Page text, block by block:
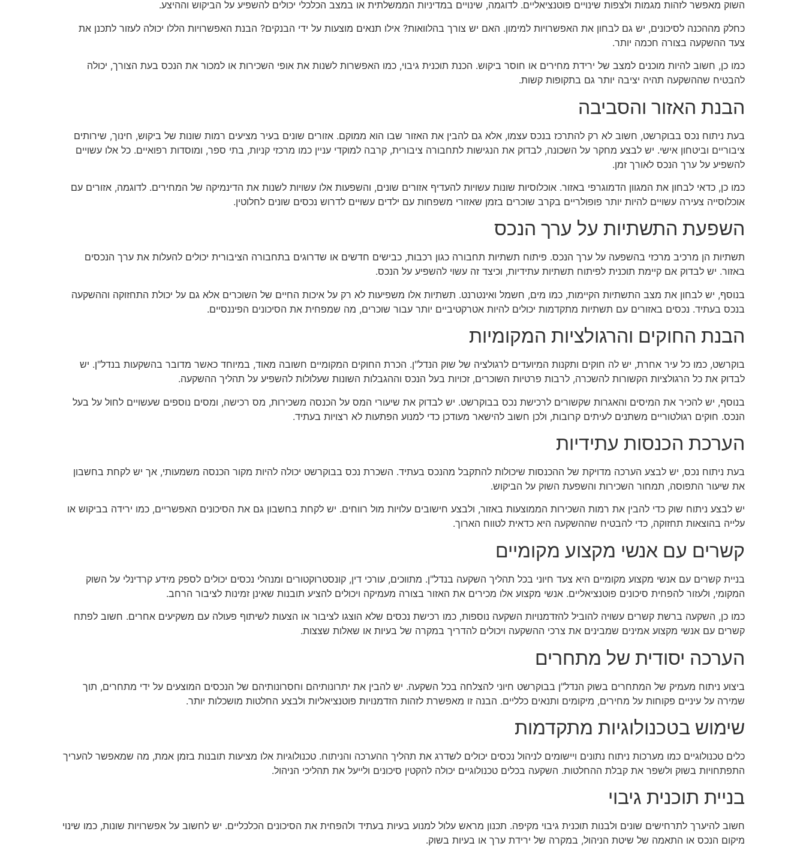
השוק מאפשר לזהות מגמות ולצפות שינויים פוטנציאליים. לדוגמה, שינויים במדיניות הממשלתית או במצב הכלכלי יכולים להשפיע על הביקוש וההיצע.
כחלק מההכנה לסיכונים, יש גם לבחון את האפשרויות למימון. האם יש צורך בהלוואות? אילו תנאים מוצעות על ידי הבנקים? הבנת האפשרויות הללו יכולה לעזור לתכנן את
צעד ההשקעה בצורה חכמה יותר.
כמו כן, חשוב להיות מוכנים למצב של ירידת מחירים או חוסר ביקוש. הכנת תוכנית גיבוי, כמו האפשרות לשנות את אופי השכירות או למכור את הנכס בעת הצורך, יכולה
להבטיח שההשקעה תהיה יציבה יותר גם בתקופות קשות.
הבנת האזור והסביבה
בעת ניתוח נכס בבוקרשט, חשוב לא רק להתרכז בנכס עצמו, אלא גם להבין את האזור שבו הוא ממוקם. אזורים שונים בעיר מציעים רמות שונות של ביקוש, חינוך, שירותים
ציבוריים וביטחון אישי. יש לבצע מחקר על השכונה, לבדוק את הנגישות לתחבורה ציבורית, קרבה למוקדי עניין כמו מרכזי קניות, בתי ספר, ומוסדות רפואיים. כל אלו עשויים
להשפיע על ערך הנכס לאורך זמן.
כמו כן, כדאי לבחון את המגוון הדמוגרפי באזור. אוכלוסיות שונות עשויות להעדיף אזורים שונים, והשפעות אלו עשויות לשנות את הדינמיקה של המחירים. לדוגמה, אזורים עם
אוכלוסייה צעירה עשויים להיות יותר פופולריים בקרב שוכרים בזמן שאזורי משפחות עם ילדים עשויים לדרוש נכסים שונים לחלוטין.
השפעת התשתיות על ערך הנכס
תשתיות הן מרכיב מרכזי בהשפעה על ערך הנכס. פיתוח תשתיות תחבורה כגון רכבות, כבישים חדשים או שדרוגים בתחבורה הציבורית יכולים להעלות את ערך הנכסים
באזור. יש לבדוק אם קיימת תוכנית לפיתוח תשתיות עתידיות, וכיצד זה עשוי להשפיע על הנכס.
בנוסף, יש לבחון את מצב התשתיות הקיימות, כמו מים, חשמל ואינטרנט. תשתיות אלו משפיעות לא רק על איכות החיים של השוכרים אלא גם על יכולת התחזוקה וההשקעה
בנכס בעתיד. נכסים באזורים עם תשתיות מתקדמות יכולים להיות אטרקטיביים יותר עבור שוכרים, מה שמפחית את הסיכונים הפיננסיים.
הבנת החוקים והרגולציות המקומיות
בוקרשט, כמו כל עיר אחרת, יש לה חוקים ותקנות המיועדים לרגולציה של שוק הנדל"ן. הכרת החוקים המקומיים חשובה מאוד, במיוחד כאשר מדובר בהשקעות בנדל"ן. יש
לבדוק את כל הרגולציות הקשורות להשכרה, לרבות פרטיות השוכרים, זכויות בעל הנכס וההגבלות השונות שעלולות להשפיע על תהליך ההשקעה.
בנוסף, יש להכיר את המיסים והאגרות שקשורים לרכישת נכס בבוקרשט. יש לבדוק את שיעורי המס על הכנסה משכירות, מס רכישה, ומסים נוספים שעשויים לחול על בעל
הנכס. חוקים רגולטוריים משתנים לעיתים קרובות, ולכן חשוב להישאר מעודכן כדי למנוע הפתעות לא רצויות בעתיד.
הערכת הכנסות עתידיות
בעת ניתוח נכס, יש לבצע הערכה מדויקת של ההכנסות שיכולות להתקבל מהנכס בעתיד. השכרת נכס בבוקרשט יכולה להיות מקור הכנסה משמעותי, אך יש לקחת בחשבון
את שיעור התפוסה, תמחור השכירות והשפעת השוק על הביקוש.
יש לבצע ניתוח שוק כדי להבין את רמות השכירות הממוצעות באזור, ולבצע חישובים עלויות מול רווחים. יש לקחת בחשבון גם את הסיכונים האפשריים, כמו ירידה בביקוש או
עלייה בהוצאות תחזוקה, כדי להבטיח שההשקעה היא כדאית לטווח הארוך.
קשרים עם אנשי מקצוע מקומיים
בניית קשרים עם אנשי מקצוע מקומיים היא צעד חיוני בכל תהליך השקעה בנדל"ן. מתווכים, עורכי דין, קונסטרוקטורים ומנהלי נכסים יכולים לספק מידע קרדינלי על השוק
המקומי, ולעזור להפחית סיכונים פוטנציאליים. אנשי מקצוע אלו מכירים את האזור בצורה מעמיקה ויכולים להציע תובנות שאינן זמינות לציבור הרחב.
כמו כן, השקעה ברשת קשרים עשויה להוביל להזדמנויות השקעה נוספות, כמו רכישת נכסים שלא הוצגו לציבור או הצעות לשיתוף פעולה עם משקיעים אחרים. חשוב לפתח
קשרים עם אנשי מקצוע אמינים שמבינים את צרכי ההשקעה ויכולים להדריך במקרה של בעיות או שאלות שצצות.
הערכה יסודית של מתחרים
ביצוע ניתוח מעמיק של המתחרים בשוק הנדל"ן בבוקרשט חיוני להצלחה בכל השקעה. יש להבין את יתרונותיהם וחסרונותיהם של הנכסים המוצעים על ידי מתחרים, תוך
שמירה על עיניים פקוחות על מחירים, מיקומים ותנאים כלליים. הבנה זו מאפשרת לזהות הזדמנויות פוטנציאליות ולבצע החלטות מושכלות יותר.
שימוש בטכנולוגיות מתקדמות
כלים טכנולוגיים כמו מערכות ניתוח נתונים ויישומים לניהול נכסים יכולים לשדרג את תהליך ההערכה והניתוח. טכנולוגיות אלו מציעות תובנות בזמן אמת, מה שמאפשר להעריך
התפתחויות בשוק ולשפר את קבלת ההחלטות. השקעה בכלים טכנולוגיים יכולה להקטין סיכונים ולייעל את תהליכי הניהול.
בניית תוכנית גיבוי
חשוב להיערך לתרחישים שונים ולבנות תוכנית גיבוי מקיפה. תכנון מראש עלול למנוע בעיות בעתיד ולהפחית את הסיכונים הכלכליים. יש לחשוב על אפשרויות שונות, כמו שינוי
מיקום הנכס או התאמה של שיטת הניהול, במקרה של ירידת ערך או בעיות בשוק.